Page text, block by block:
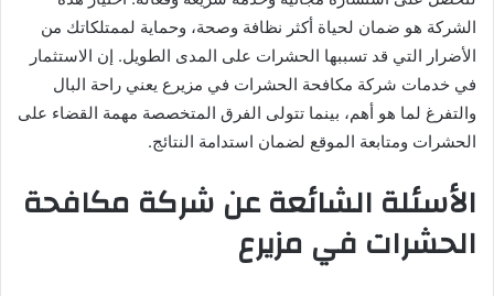
الشركة هو ضمان لحياة أكثر نظافة وصحة، وحماية لممتلكاتك من
الأضرار التي قد تسببها الحشرات على المدى الطويل. إن الاستثمار
في خدمات شركة مكافحة الحشرات في مزيرع يعني راحة البال
والتفرغ لما هو أهم، بينما تتولى الفرق المتخصصة مهمة القضاء على
الحشرات ومتابعة الموقع لضمان استدامة النتائج.
الأسئلة الشائعة عن شركة مكافحة
الحشرات في مزيرع